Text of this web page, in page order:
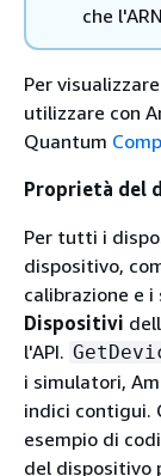
che
Per
utilizzare con
Quantum
Proprietà del
Per tutti i
dispositivo,
calibrazione e
Dispositivi
l'API.
i simulatori,
indici contigui.
esempio di
del dispositivo